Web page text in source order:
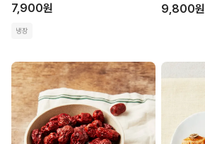
7,900원
냉장
9,800원